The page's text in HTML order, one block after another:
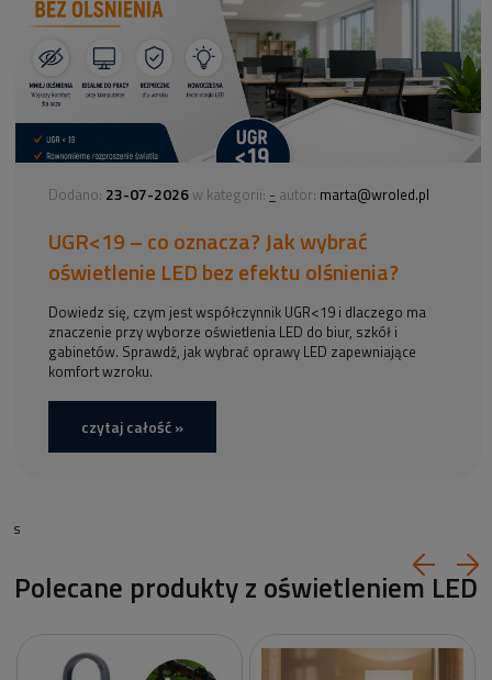
Dodano: 23-07-2026 w kategorii: - autor: marta@wroled.pl
UGR<19 – co oznacza? Jak wybrać
oświetlenie LED bez efektu olśnienia?
Dowiedz się, czym jest współczynnik UGR<19 i dlaczego ma
znaczenie przy wyborze oświetlenia LED do biur, szkół i
gabinetów. Sprawdź, jak wybrać oprawy LED zapewniające
komfort wzroku.
czytaj całość »
s
Polecane produkty z oświetleniem LED